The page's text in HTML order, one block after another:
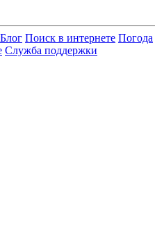
Блог Поиск в интернете Погода
Служба поддержки